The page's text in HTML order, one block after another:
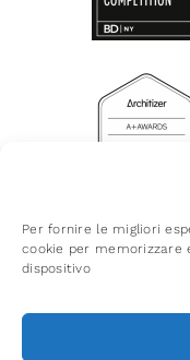
Per fornire le migliori
cookie per memorizzare
dispositivo© Marretti
Imp. Firenze
543855 |